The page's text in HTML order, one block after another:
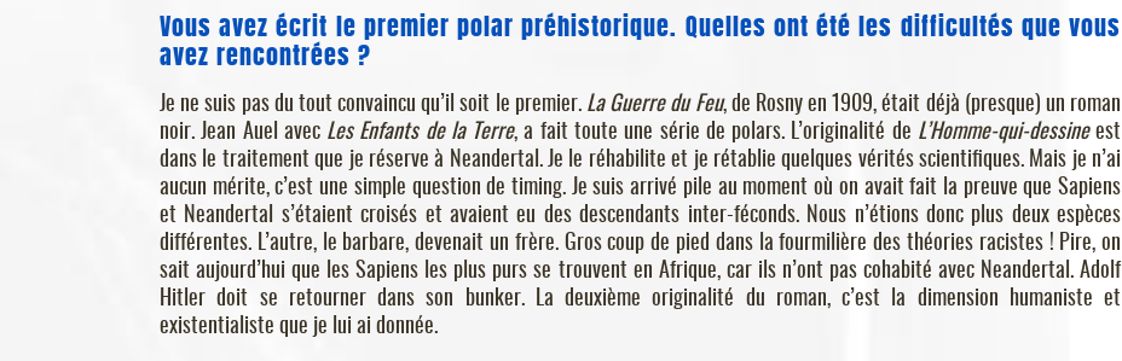
Vous avez écrit le premier polar préhistorique. Quelles ont été les difficultés que vous
avez rencontrées ?
Je ne suis pas du tout convaincu qu’il soit le premier. La Guerre du Feu, de Rosny en 1909, était déjà (presque) un roman
noir. Jean Auel avec Les Enfants de la Terre, a fait toute une série de polars. L’originalité de L’Homme-qui-dessineest
dans le traitement que je réserve à Neandertal. Je le réhabilite et je rétablie quelques vérités scientifiques. Mais je n’ai
aucun mérite, c’est une simple question de timing. Je suis arrivé pile au moment où on avait fait la preuve que Sapiens
et Neandertal s’étaient croisés et avaient eu des descendants inter-féconds. Nous n’étions donc plus deux espèces
différentes. L’autre, le barbare, devenait un frère. Gros coup de pied dans la fourmilière des théories racistes ! Pire, on
sait aujourd’hui que les Sapiens les plus purs se trouvent en Afrique, car ils n’ont pas cohabité avec Neandertal. Adolf
Hitler doit se retourner dans son bunker. La deuxième originalité du roman, c’est la dimension humaniste et
existentialiste que je lui ai donnée.